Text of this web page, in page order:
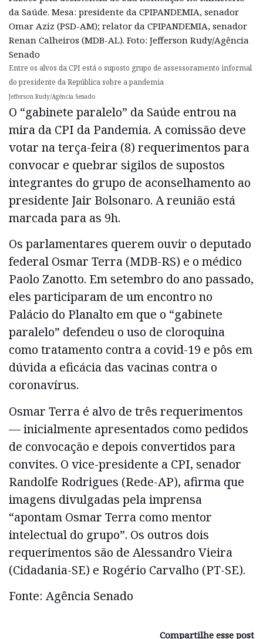
Entre os alvos da CPI está o suposto grupo de assessoramento informal
do presidente da República sobre a pandemia
Jefferson Rudy/Agência Senado
O “gabinete paralelo” da Saúde entrou na
mira da CPI da Pandemia. A comissão deve
votar na terça-feira (8) requerimentos para
convocar e quebrar sigilos de supostos
integrantes do grupo de aconselhamento ao
presidente Jair Bolsonaro. A reunião está
marcada para as 9h.
Os parlamentares querem ouvir o deputado
federal Osmar Terra (MDB-RS) e o médico
Paolo Zanotto. Em setembro do ano passado,
eles participaram de um encontro no
Palácio do Planalto em que o “gabinete
paralelo” defendeu o uso de cloroquina
como tratamento contra a covid-19 e pôs em
dúvida a eficácia das vacinas contra o
coronavírus.
Osmar Terra é alvo de três requerimentos
— inicialmente apresentados como pedidos
de convocação e depois convertidos para
convites. O vice-presidente a CPI, senador
Randolfe Rodrigues (Rede-AP), afirma que
imagens divulgadas pela imprensa
“apontam Osmar Terra como mentor
intelectual do grupo”. Os outros dois
requerimentos são de Alessandro Vieira
(Cidadania-SE) e Rogério Carvalho (PT-SE).
Fonte: Agência Senado
Compartilhe esse post